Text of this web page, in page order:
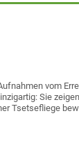
vom
Sie
Tsetsefliege